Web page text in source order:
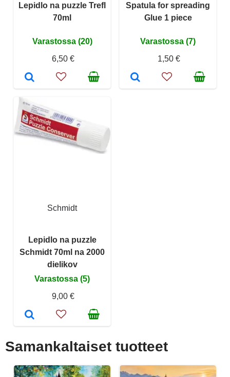
Lepidlo na puzzle Trefl
70ml
Varastossa (20)
6,50 €
Spatula for spreading
Glue 1 piece
Varastossa (7)
1,50 €
Schmidt
Lepidlo na puzzle
Schmidt 70ml na 2000
dielikov
Varastossa (5)
9,00 €
Samankaltaiset tuotteet